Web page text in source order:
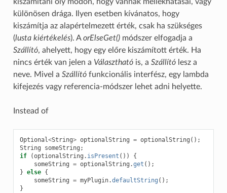
kiszámítani oly módon, hogy vannak mellékhatásai, vagy
különösen drága. Ilyen esetben kívánatos, hogy
kiszámítja az alapértelmezett érték, csak ha szükséges
(lusta kiértékelés). AorElseGet()módszer elfogadja a
Szállító, ahelyett, hogy egy előre kiszámított érték. Ha
nincs érték van jelen a Választhatóis, a Szállítólesz a
neve. Mivel a Szállítófunkcionális interfész, egy lambda
kifejezés vagy referencia-módszer lehet adni helyette.
Instead of
Optional<String> optionalString = optionalString ();
String
someString ;
if
(optionalString . isPresent ())
{
someString = optionalString .get ();
} else {
someString = myPlugin.defaultString ();
}